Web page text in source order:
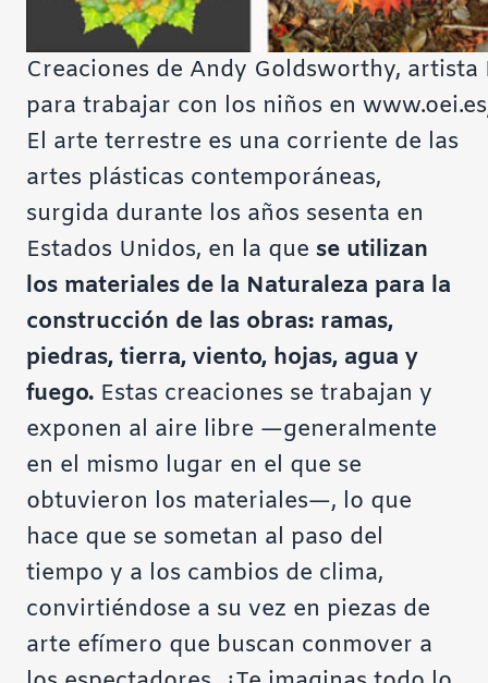
Creaciones de Andy Goldsworthy,
para trabajar con los niños en
El arte terrestre es una corriente de las
artes plásticas contemporáneas,
surgida durante los años sesenta en
Estados Unidos, en la que se utilizan
los materiales de la Naturaleza para la
construcción de las obras: ramas,
piedras, tierra, viento, hojas, agua y
fuego. Estas creaciones se trabajan y
exponen al aire libre —generalmente
en el mismo lugar en el que se
obtuvieron los materiales—, lo que
hace que se sometan al paso del
tiempo y a los cambios de clima,
convirtiéndose a su vez en piezas de
arte efímero que buscan conmover a